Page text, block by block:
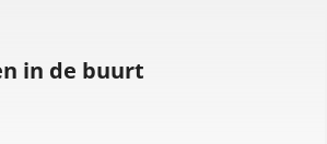
in de buurt